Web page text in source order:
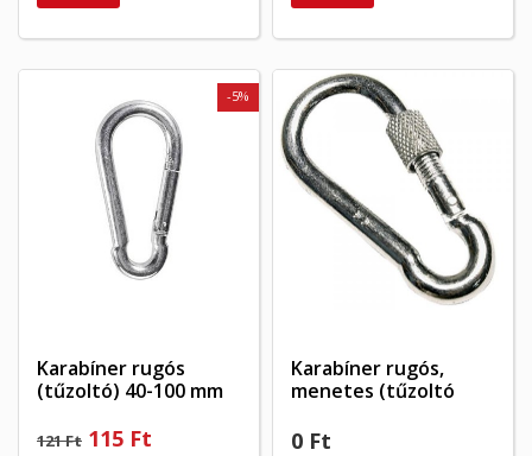
Karabíner rugós
(tűzoltó) 40-100 mm
121 Ft
-5%
115 Ft
Karabíner rugós,
menetes (tűzoltó
0 Ft